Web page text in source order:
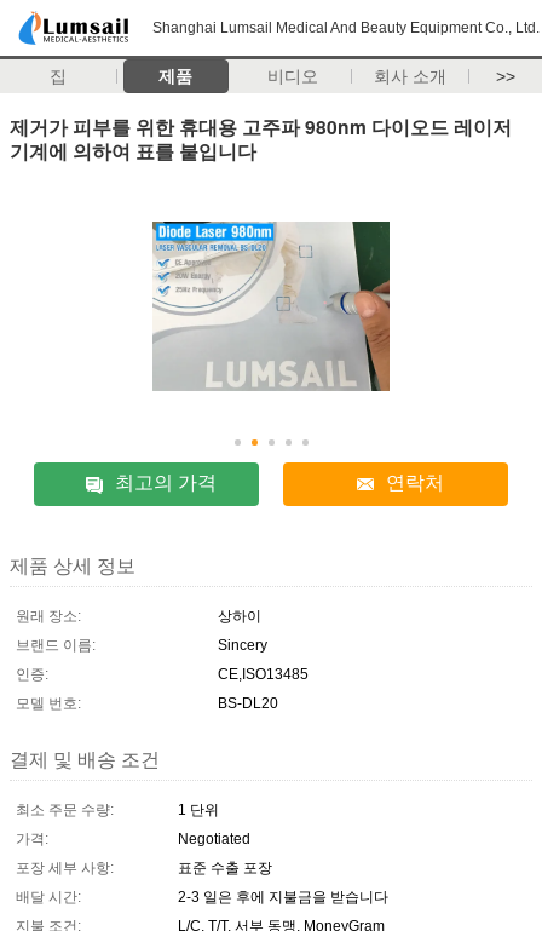
Shanghai Lumsail Medical And Beauty Equipment Co., Ltd.
집 제품 비디오 회사 소개 >>
제거가 피부를 위한 휴대용 고주파 980nm 다이오드 레이저
기계에 의하여 표를 붙입니다
최고의 가격 연락처
제품 상세 정보
원래 장소:
상하이
브랜드 이름:
Sincery
인증:
CE,ISO13485
모델 번호:
BS-DL20
결제 및 배송 조건
최소 주문 수량:
1 단위
가격:
Negotiated
포장 세부 사항:
표준 수출 포장
배달 시간:
2-3 일은 후에 지불금을 받습니다
지불 조건:
L/C, T/T, 서부 동맹, MoneyGram